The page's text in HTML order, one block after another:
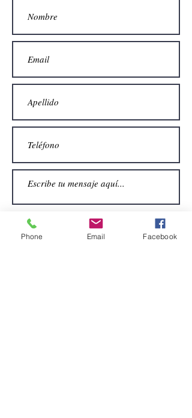
Enviar
Phone Email Facebook